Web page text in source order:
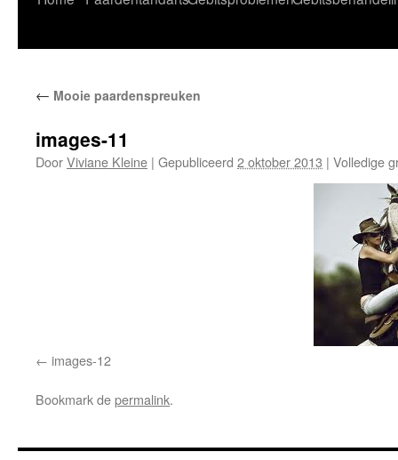
inhoud
← Mooie paardenspreuken
images-11
DoorViviane Kleine | Gepubliceerd 2 oktober 2013 | Volledige
images-12
Bookmark depermalink.